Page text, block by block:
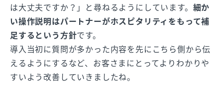
は大丈夫ですか？」と尋ねるようにしています。 細か
い操作説明はパートナーがホスピタリティをもって補
足するという方針です。
導入当初に質問が多かった内容を先にこちら側から伝
えるようにするなど、お客さまにとってよりわかりや
すいよう改善していきましたね。